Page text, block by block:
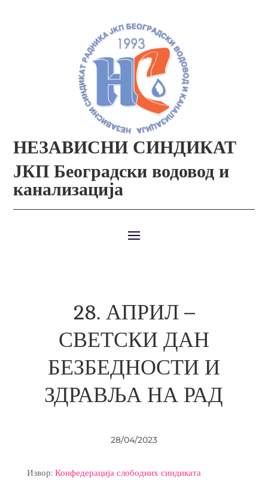
НЕЗАВИСНИ СИНДИКАТ
ЈКП Београдски водовод и
канализација
28. АПРИЛ –
СВЕТСКИ ДАН
БЕЗБЕДНОСТИ И
ЗДРАВЉА НА РАД
28/04/2023
Извор: Конфедерација слободних синдиката